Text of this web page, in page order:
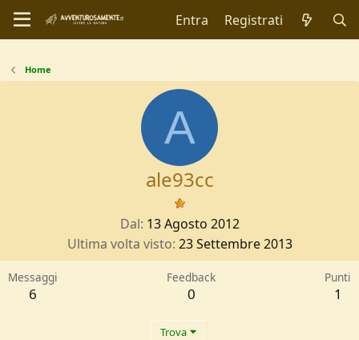
Entra Registrati
Home
A
ale93cc
Dal 13 Agosto 2012
Ultima volta visto 23 Settembre 2013
Messaggi
6
Feedback
0
Punti
1
Trova